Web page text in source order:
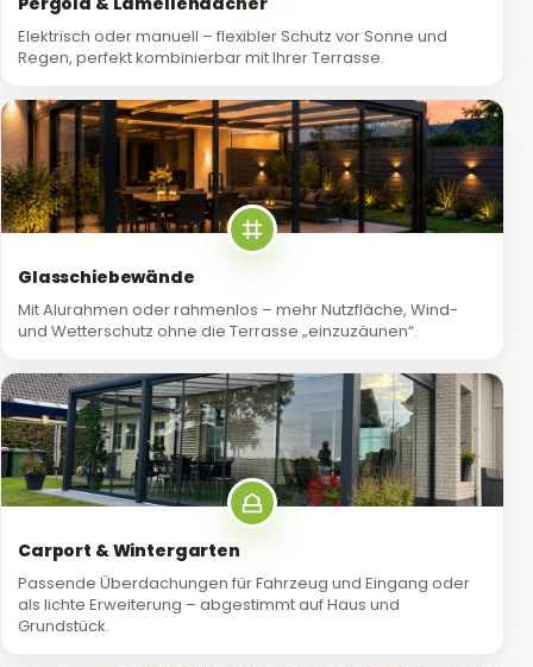
Elektrisch oder manuell – flexibler Schutz vor Sonne und
Regen, perfekt kombinierbar mit Ihrer Terrasse.
Glasschiebewände
Mit Alurahmen oder rahmenlos – mehr Nutzfläche, Wind-
und Wetterschutz ohne die Terrasse „einzuzäunen“.
Carport & Wintergarten
Passende Überdachungen für Fahrzeug und Eingang oder
als lichte Erweiterung – abgestimmt auf Haus und
Grundstück.